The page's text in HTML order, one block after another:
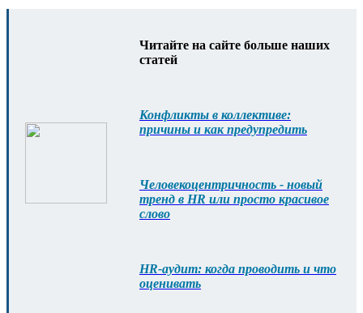
Читайте на сайте больше наших
статей
Конфликты в коллективе:
причины и как предупредить
Человекоцентричность - новый
тренд в HR или просто красивое
слово
HR-аудит: когда проводить и что
оценивать